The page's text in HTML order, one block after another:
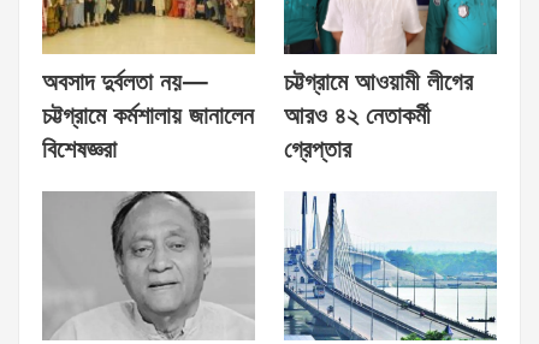
অবসাদ দুর্বলতা নয়—
চট্টগ্রামে কর্মশালায় জানালেন
বিশেষজ্ঞরা
চট্টগ্রামে আওয়ামী লীগের
আরও ৪২ নেতাকর্মী
গ্রেপ্তার